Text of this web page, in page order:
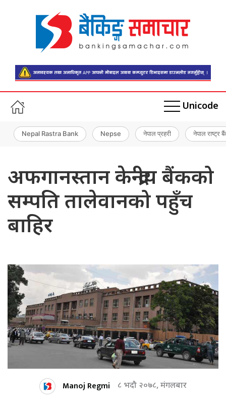
Unicode
Nepal Rastra Bank Nepse नेपाल प्रहरी नेपाल राष्ट्र
अफगानस्तान केन्द्रीय बैंकको
सम्पति तालेवानको पहुँच
बाहिर
Manoj Regmi ८ भदौ २०७८, मंगलबार